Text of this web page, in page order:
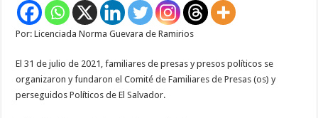
POR
LA
LIBERTAD
DE
Por: Licenciada Norma Guevara de Ramirios
El 31 de julio de 2021, familiares de presas y presos políticos se
organizaron y fundaron el Comité de Familiares de Presas (os) y
perseguidos Políticos de El Salvador.